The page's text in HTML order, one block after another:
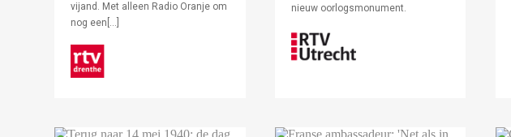
vijand. Met alleen Radio Oranje om
nog een[…]
nieuw oorlogsmonument.